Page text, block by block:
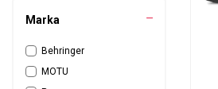
Marka
Behringer
MOTU